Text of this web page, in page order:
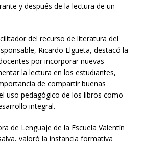
y después de la lectura de un
del recurso de literatura del
Ricardo Elgueta, destacó la
por incorporar nuevas
la lectura en los estudiantes,
de compartir buenas
uso pedagógico de los libros como
integral.
de Lenguaje de la Escuela Valentín
valoró la instancia formativa